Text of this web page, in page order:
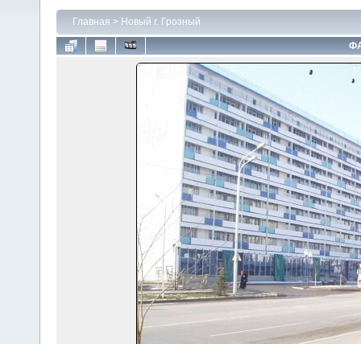
Главная > Новый г. Грозный